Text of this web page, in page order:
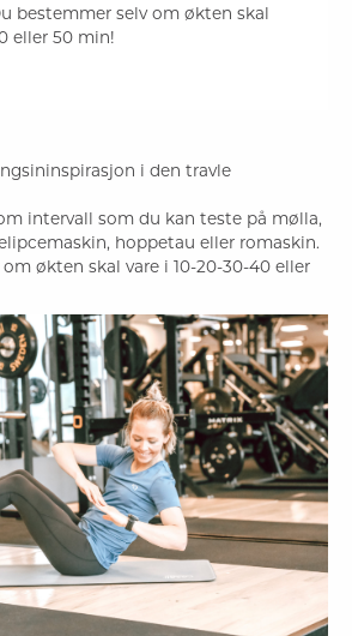
bestemmer selv om økten skal
eller 50 min!
i den travle
intervall som du kan teste på mølla,
hoppetau eller romaskin.
økten skal vare i 10-20-30-40 eller